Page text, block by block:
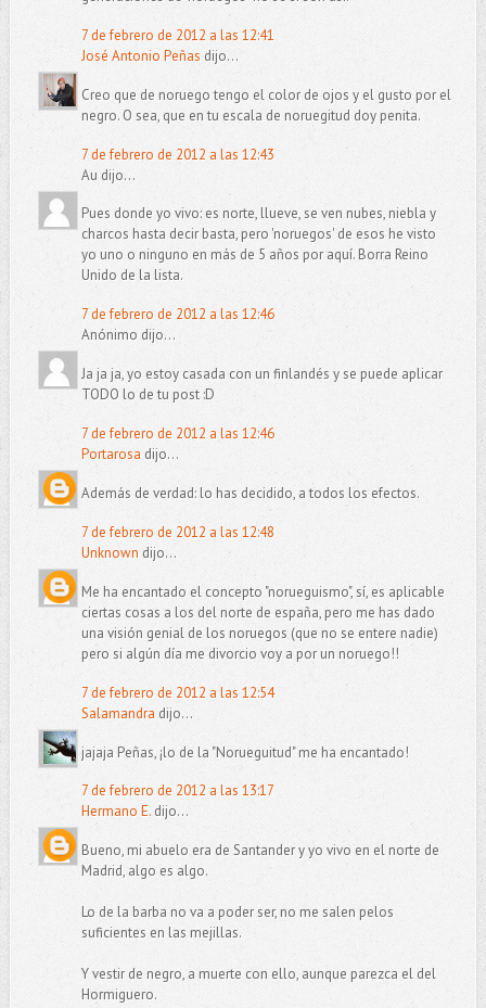
7 de febrero de 2012 a las 12:41
José Antonio Peñas dijo...
Creo que de noruego tengo el color de ojos y el gusto por el
negro. O sea, que en tu escala de noruegitud doy penita.
7 de febrero de 2012 a las 12:43
Au dijo...
Pues donde yo vivo: es norte, llueve, se ven nubes, niebla y
charcos hasta decir basta, pero 'noruegos' de esos he visto
yo uno o ninguno en más de 5 años por aquí. Borra Reino
Unido de la lista.
7 de febrero de 2012 a las 12:46
Anónimo dijo...
Ja ja ja, yo estoy casada con un finlandés y se puede aplicar
TODO lo de tu post :D
7 de febrero de 2012 a las 12:46
Portarosa dijo...
Además de verdad: lo has decidido, a todos los efectos.
7 de febrero de 2012 a las 12:48
Unknown dijo...
Me ha encantado el concepto "norueguismo", sí, es aplicable
ciertas cosas a los del norte de españa, pero me has dado
una visión genial de los noruegos (que no se entere nadie)
pero si algún día me divorcio voy a por un noruego!!
7 de febrero de 2012 a las 12:54
Salamandra dijo...
jajaja Peñas, ¡lo de la "Norueguitud" me ha encantado!
7 de febrero de 2012 a las 13:17
Hermano E.dijo...
Bueno, mi abuelo era de Santander y yo vivo en el norte de
Madrid, algo es algo.
Lo de la barba no va a poder ser, no me salen pelos
suficientes en las mejillas.
Y vestir de negro, a muerte con ello, aunque parezca el del
Hormiguero.